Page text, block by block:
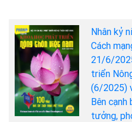
Nhân kỷ
Cách
21/6/
triển
(6/2025)
Bên
tưởng,